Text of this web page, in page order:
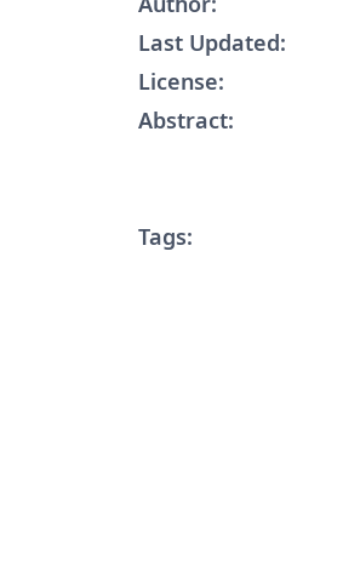
Last Updated:
License:
Abstract:
Tags: